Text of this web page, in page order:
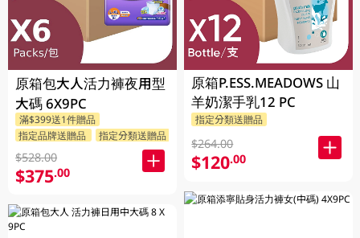
原箱包大人活力褲夜用型
大碼 6X9PC
滿$399送1件贈品
指定品牌送贈品
指定分類送贈品
$528.00
$375.00
原箱P.ESS.MEADOWS 山
羊奶潔手乳12 PC
指定分類送贈品
$264.00
$120.00